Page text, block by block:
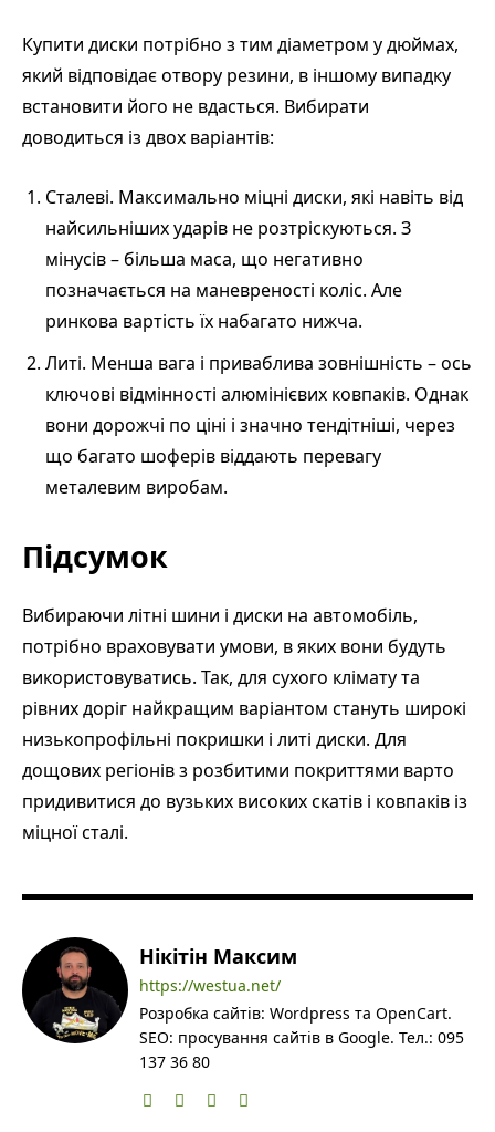
Купити диски потрібно з тим діаметром у дюймах,
який відповідає отвору резини, в іншому випадку
встановити його не вдасться. Вибирати
доводиться із двох варіантів:
Сталеві. Максимально міцні диски, які навіть від
найсильніших ударів не розтріскуються. З
мінусів – більша маса, що негативно
позначається на маневреності коліс. Але
ринкова вартість їх набагато нижча.
Литі. Менша вага і приваблива зовнішність – ось
ключові відмінності алюмінієвих ковпаків. Однак
вони дорожчі по ціні і значно тендітніші, через
що багато шоферів віддають перевагу
металевим виробам.
Підсумок
Вибираючи літні шини і диски на автомобіль,
потрібно враховувати умови, в яких вони будуть
використовуватись. Так, для сухого клімату та
рівних доріг найкращим варіантом стануть широкі
низькопрофільні покришки і литі диски. Для
дощових регіонів з розбитими покриттями варто
придивитися до вузьких високих скатів і ковпаків із
міцної сталі.
Нікітін Максим
https://westua.net/
Розробка сайтів: Wordpress та OpenCart.
SEO: просування сайтів в Google. Тел.: 095
137 36 80